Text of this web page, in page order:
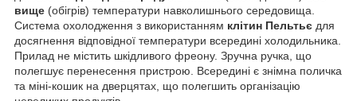
вище (обігрів) температури навколишнього середовища.
Система охолодження з використанням клітин Пельтьє для
досягнення відповідної температури всередині холодильника.
Прилад не містить шкідливого фреону. Зручна ручка, що
полегшує перенесення пристрою. Всередині є знімна поличка
та міні-кошик на дверцятах, що полегшить організацію